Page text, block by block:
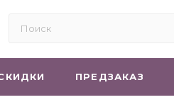
ПРЕДЗАКАЗ